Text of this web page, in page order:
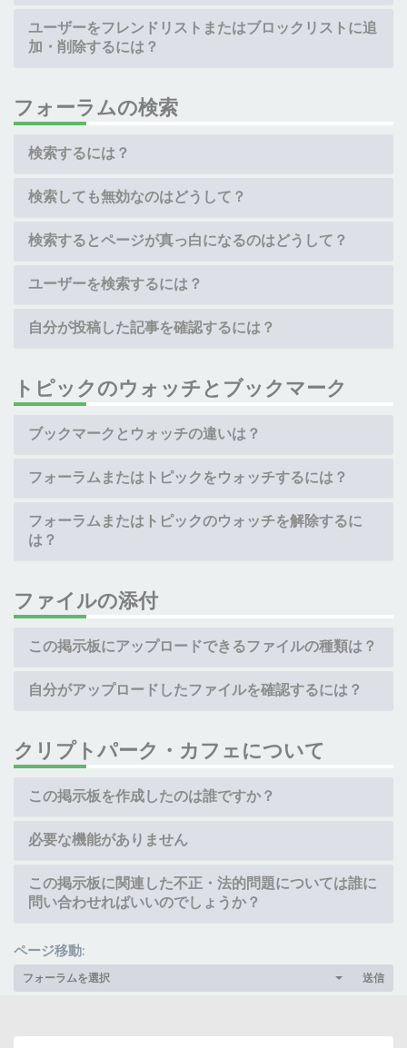
ユーザーをフレンドリストまたはブロックリストに追
加・削除するには？
フォーラムの検索
検索するには？
検索しても無効なのはどうして？
検索するとページが真っ白になるのはどうして？
ユーザーを検索するには？
自分が投稿した記事を確認するには？
トピックのウォッチとブックマーク
ブックマークとウォッチの違いは？
フォーラムまたはトピックをウォッチするには？
フォーラムまたはトピックのウォッチを解除するに
は？
ファイルの添付
この掲示板にアップロードできるファイルの種類は？
自分がアップロードしたファイルを確認するには？
クリプトパーク・カフェについて
この掲示板を作成したのは誰ですか？
必要な機能がありません
この掲示板に関連した不正・法的問題については誰に
問い合わせればいいのでしょうか？
ページ移動:
フォーラムを選択 送信